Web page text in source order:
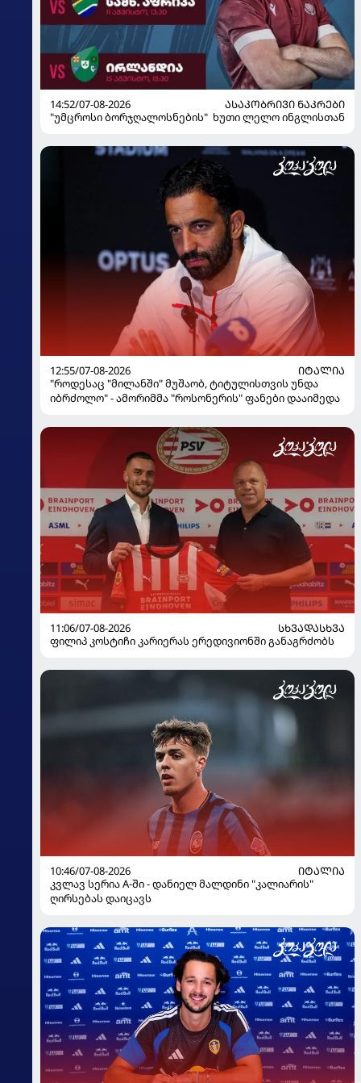
14:52/07-08-2026
ᲐᲡᲐᲙᲝᲑᲠᲘᲕᲘ ᲜᲐᲙᲠᲔᲑᲘ
"უმცროსი ბორჯღალოსნების" ხუთი ლელო ინგლისთან
12:55/07-08-2026
ᲘᲢᲐᲚᲘᲐ
"როდესაც "მილანში" მუშაობ, ტიტულისთვის უნდა
იბრძოლო" - ამორიმმა "როსონერის" ფანები დააიმედა
11:06/07-08-2026
ᲡᲮᲕᲐᲓᲐᲡᲮᲕᲐ
ფილიპ კოსტიჩი კარიერას ერედივიონში განაგრძობს
10:46/07-08-2026
ᲘᲢᲐᲚᲘᲐ
კვლავ სერია A-ში - დანიელ მალდინი "კალიარის"
ღირსებას დაიცავს